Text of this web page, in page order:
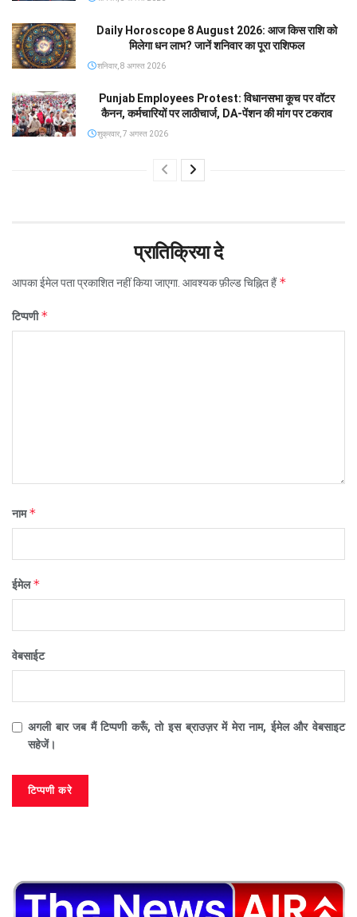
Daily Horoscope 8 August 2026: आज किस राशि को
मिलेगा धन लाभ? जानें शनिवार का पूरा राशिफल
शनिवार, 8 अगस्त 2026
Punjab Employees Protest: विधानसभा कूच पर वॉटर
कैनन, कर्मचारियों पर लाठीचार्ज, DA-पेंशन की मांग पर टकराव
शुक्रवार, 7 अगस्त 2026
प्रातिक्रिया दे
आपका ईमेल पता प्रकाशित नहीं किया जाएगा. आवश्यक फ़ील्ड चिह्नित हैं*
टिप्पणी*
नाम*
ईमेल*
वेबसाईट
अगली बार जब मैं टिप्पणी करूँ, तो इस ब्राउज़र में मेरा नाम, ईमेल और वेबसाइट
सहेजें।